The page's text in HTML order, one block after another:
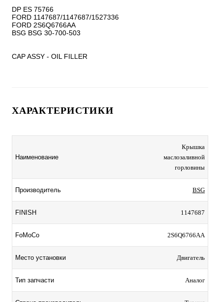
DP ES 75766
FORD 1147687/1147687/1527336
FORD 2S6Q6766AA
BSG BSG 30-700-503
CAP ASSY - OIL FILLER
ХАРАКТЕРИСТИКИ
Наименование
Крышка
маслозаливной
горловины
Производитель BSG
FINISH 1147687
FoMoCo 2S6Q6766AA
Место установки Двигатель
Тип запчасти Аналог